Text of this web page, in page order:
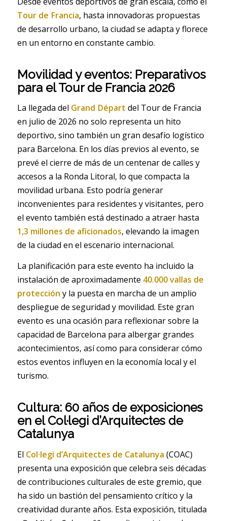
Tour de Francia, hasta innovadoras propuestas
de desarrollo urbano, la ciudad se adapta y florece
en un entorno en constante cambio.
Movilidad y eventos: Preparativos
para el Tour de Francia 2026
La llegada del Grand Départ del Tour de Francia
en julio de 2026 no solo representa un hito
deportivo, sino también un gran desafío logístico
para Barcelona. En los días previos al evento, se
prevé el cierre de más de un centenar de calles y
accesos a la Ronda Litoral, lo que compacta la
movilidad urbana. Esto podría generar
inconvenientes para residentes y visitantes, pero
el evento también está destinado a atraer hasta
1,3 millones de aficionados, elevando la imagen
de la ciudad en el escenario internacional.
La planificación para este evento ha incluido la
instalación de aproximadamente 40.000 vallas de
protección y la puesta en marcha de un amplio
despliegue de seguridad y movilidad. Este gran
evento es una ocasión para reflexionar sobre la
capacidad de Barcelona para albergar grandes
acontecimientos, así como para considerar cómo
estos eventos influyen en la economía local y el
turismo.
Cultura: 60 años de exposiciones
en el Col·legi d’Arquitectes de
Catalunya
El Col·legi d’Arquitectes de Catalunya (COAC)
presenta una exposición que celebra seis décadas
de contribuciones culturales de este gremio, que
ha sido un bastión del pensamiento crítico y la
creatividad durante años. Esta exposición, titulada